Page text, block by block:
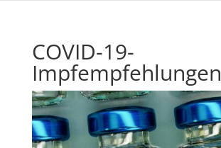
COVID-19-
Impfempfehlungen